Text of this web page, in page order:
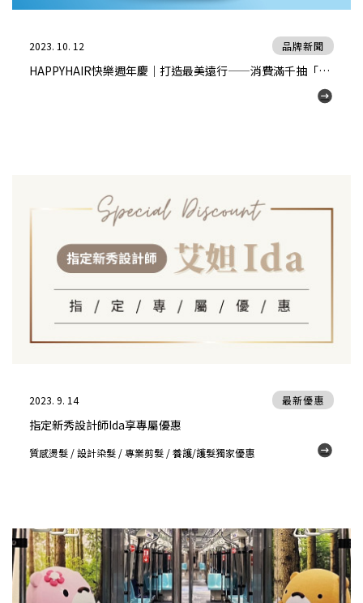
2023. 10. 12
HAPPYHAIR快樂週年慶｜打造最美遠行——消費滿千抽「百萬國外旅遊金」
品牌新聞
2023. 9. 14
指定新秀設計師Ida享專屬優惠
最新優惠
質感燙髮 / 設計染髮 / 專業剪髮 / 養護/護髮獨家優惠